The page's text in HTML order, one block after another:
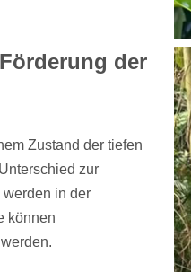
der
Zustand der tiefen
zur
in der
können